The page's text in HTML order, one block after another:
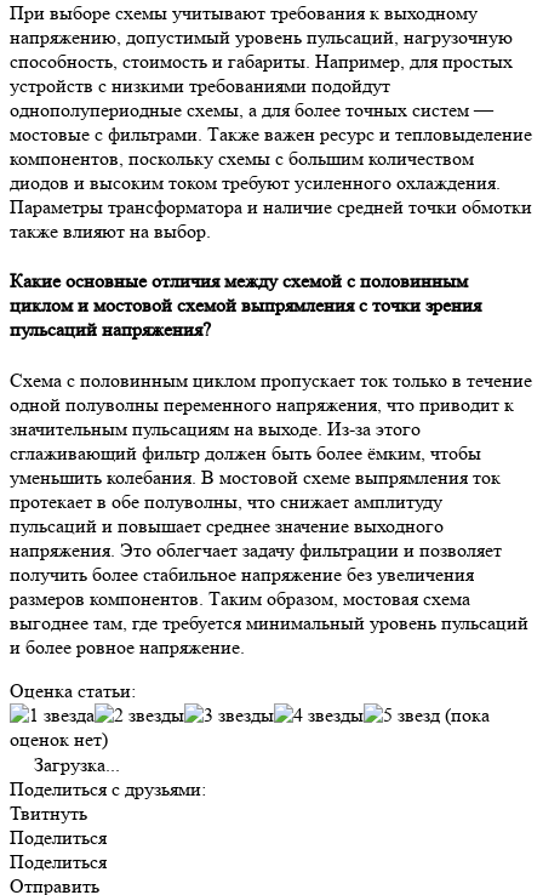
При выборе схемы учитывают требования к выходному
напряжению, допустимый уровень пульсаций, нагрузочную
способность, стоимость и габариты. Например, для простых
устройств с низкими требованиями подойдут
однополупериодные схемы, а для более точных систем —
мостовые с фильтрами. Также важен ресурс и тепловыделение
компонентов, поскольку схемы с большим количеством
диодов и высоким током требуют усиленного охлаждения.
Параметры трансформатора и наличие средней точки обмотки
также влияют на выбор.
Какие основные отличия между схемой с половинным
циклом и мостовой схемой выпрямления с точки зрения
пульсаций напряжения?
Схема с половинным циклом пропускает ток только в течение
одной полуволны переменного напряжения, что приводит к
значительным пульсациям на выходе. Из-за этого
сглаживающий фильтр должен быть более ёмким, чтобы
уменьшить колебания. В мостовой схеме выпрямления ток
протекает в обе полуволны, что снижает амплитуду
пульсаций и повышает среднее значение выходного
напряжения. Это облегчает задачу фильтрации и позволяет
получить более стабильное напряжение без увеличения
размеров компонентов. Таким образом, мостовая схема
выгоднее там, где требуется минимальный уровень пульсаций
и более ровное напряжение.
Оценка статьи:
(пока
оценок нет)
Загрузка...
Поделиться с друзьями:
Твитнуть
Поделиться
Поделиться
Отправить